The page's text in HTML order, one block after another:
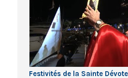
Festivités de la Sainte